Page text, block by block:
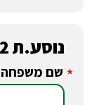
נוסע.ת 2
* שם משפחה